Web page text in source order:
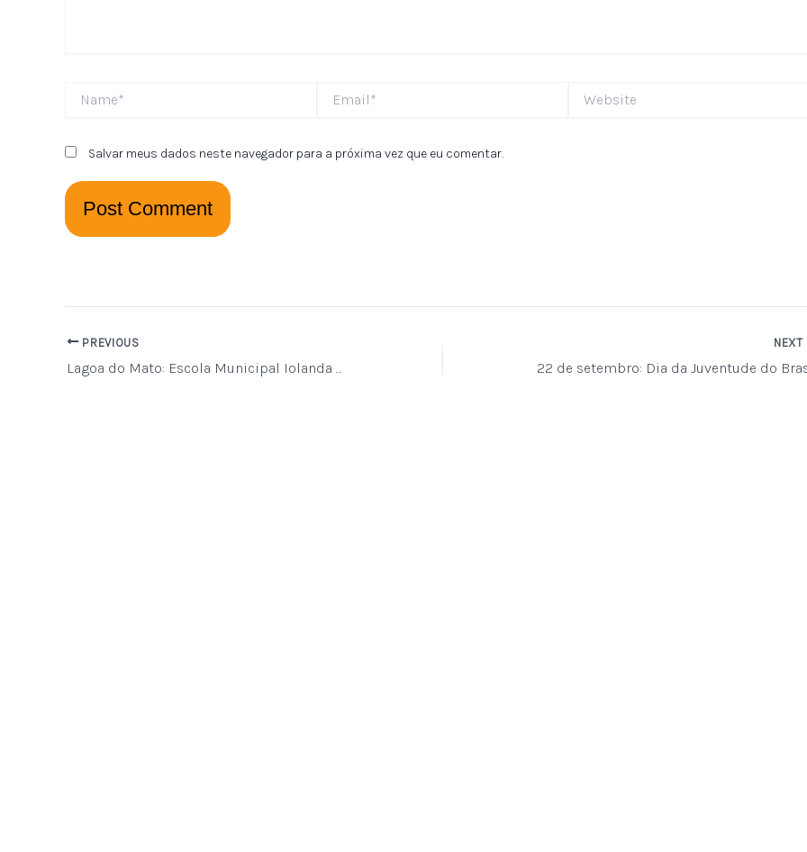
Salvar meus dados neste navegador para a próxima vez que eu comentar.
PREVIOUS
Lagoa do Mato: Escola Municipal Iolanda Chaves está 30% concluída
NEXT
22 de setembro: Dia da Juventude do